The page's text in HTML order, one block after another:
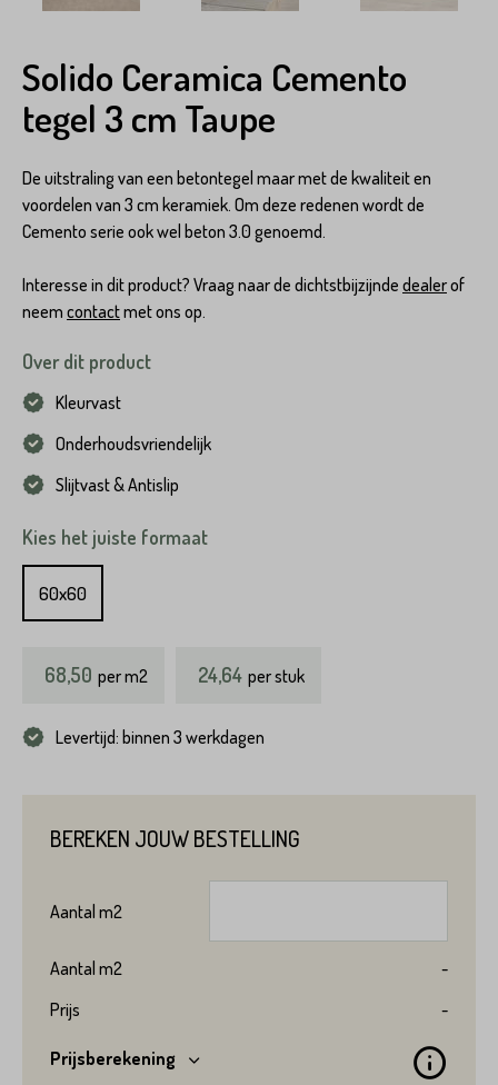
Solido Ceramica Cemento
tegel 3 cm Taupe
De uitstraling van een betontegel maar met de kwaliteit en
voordelen van 3 cm keramiek. Om deze redenen wordt de
Cemento serie ook wel beton 3.0 genoemd.
Interesse in dit product? Vraag naar de dichtstbijzijnde dealerof
neem contactmet ons op.
Over dit product
Kleurvast
Onderhoudsvriendelijk
Slijtvast & Antislip
Kies het juiste formaat
60x60
68,50 perm2 24,64 per stuk
Levertijd: binnen 3 werkdagen
BEREKEN JOUW BESTELLING
Aantal m2
Aantal m2
-
Prijs
-
Prijsberekening